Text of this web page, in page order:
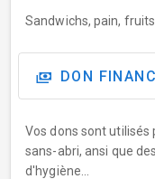
Sandwichs, pain, fruits..
DON
Vos dons sont
sans-abri, ansi que
d'hygiène...